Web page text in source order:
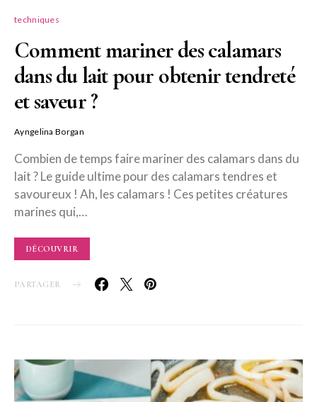
techniques
Comment mariner des calamars
dans du lait pour obtenir tendreté
et saveur ?
Ayngelina Borgan
Combien de temps faire mariner des calamars dans du
lait ? Le guide ultime pour des calamars tendres et
savoureux ! Ah, les calamars ! Ces petites créatures
marines qui,…
DÉCOUVRIR
PARTAGER